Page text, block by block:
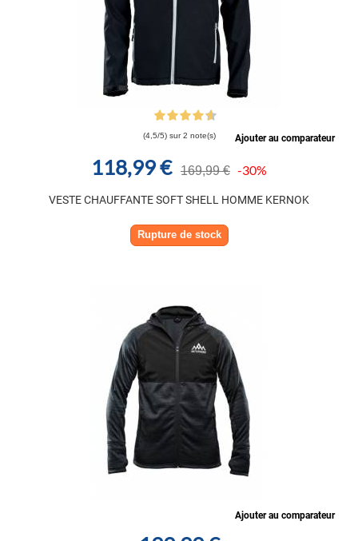
(4,5/5) sur 2 note(s) Ajouter au comparateur
118,99 € 169,99 € -30%
VESTE CHAUFFANTE SOFT SHELL HOMME KERNOK
Rupture de stock
Ajouter au comparateur